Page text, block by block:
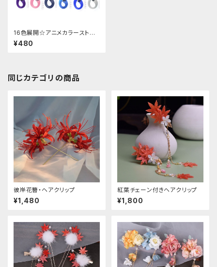
16色展開☆アニメカラーストレ
ートエクステ
¥480
同じカテゴリの商品
彼岸花簪・ヘアクリップ
¥1,480
紅葉チェーン付きヘアクリップ
¥1,800